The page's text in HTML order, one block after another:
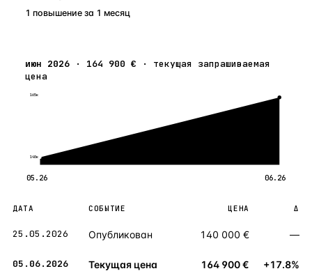
1 повышение за 1 месяц
июн 2026 · 164 900 € · текущая запрашиваемая
цена
165к
140к
05.26 06.26
ДАТА СОБЫТИЕ ЦЕНА Δ
25.05.2026 Опубликован 140 000 € —
05.06.2026 Текущая цена 164 900 € +17.8%